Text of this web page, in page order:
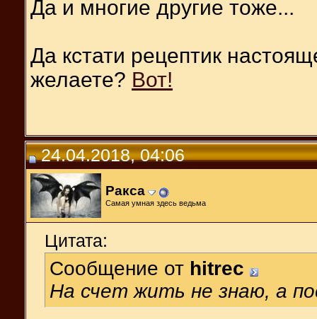
Да и многие другие тоже...
Да кстати рецептик
желаете? Вот!
24.04.2018, 04:06
Ракса
Самая умная здесь ведьма
Цитата:
Сообщение от hitrec
На счет жить не знаю, а